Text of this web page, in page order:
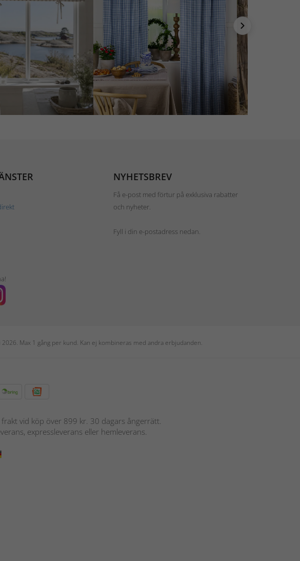
NYHETSBREV
Få e-post med förtur på exklusiva rabatter
och nyheter.
Fyll i din e-postadress nedan.
Max 1 gång per kund. Kan ej kombineras med andra erbjudanden.
vid köp över 899 kr. 30 dagars ångerrätt.
expressleverans eller hemleverans.